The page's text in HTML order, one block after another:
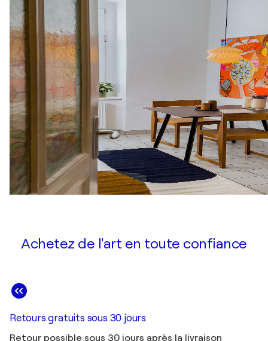
Achetez de l'art en toute confiance
Retours gratuits sous 30 jours
Retour possible sous 30 jours après la livraison